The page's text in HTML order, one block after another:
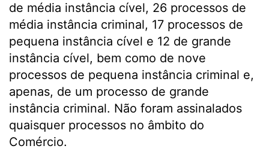
de média instância cível, 26 processos de
média instância criminal, 17 processos de
pequena instância cível e 12 de grande
instância cível, bem como de nove
processos de pequena instância criminal e,
apenas, de um processo de grande
instância criminal. Não foram assinalados
quaisquer processos no âmbito do
Comércio.